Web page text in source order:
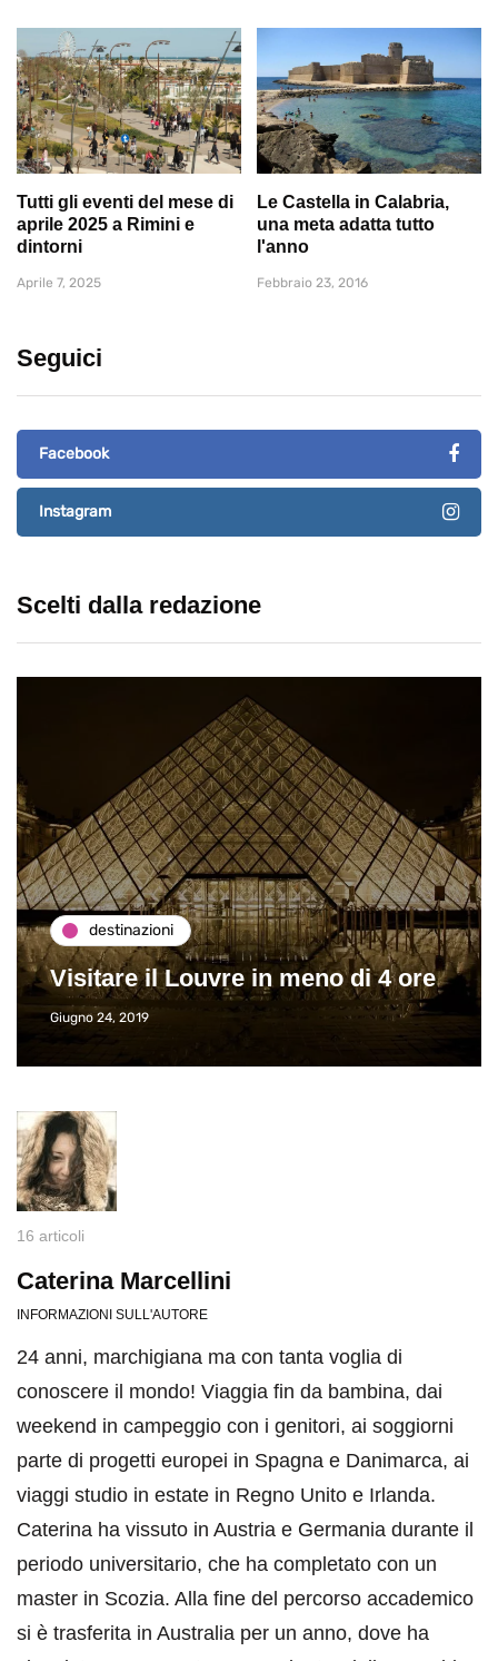
Tutti gli eventi del mese di
aprile 2025 a Rimini e
dintorni
Aprile 7, 2025
Le Castella in Calabria,
una meta adatta tutto
l'anno
Febbraio 23, 2016
Seguici
Facebook
Instagram
Scelti dalla redazione
destinazioni
Visitare il Louvre in meno di 4 ore
Giugno 24, 2019
16 articoli
Caterina Marcellini
INFORMAZIONI SULL'AUTORE
24 anni, marchigiana ma con tanta voglia di
conoscere il mondo! Viaggia fin da bambina, dai
weekend in campeggio con i genitori, ai soggiorni
parte di progetti europei in Spagna e Danimarca, ai
viaggi studio in estate in Regno Unito e Irlanda.
Caterina ha vissuto in Austria e Germania durante il
periodo universitario, che ha completato con un
master in Scozia. Alla fine del percorso accademico
si è trasferita in Australia per un anno, dove ha